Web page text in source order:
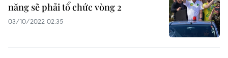
năng sẽ phải tổ chức vòng 2
03/10/2022 02:35